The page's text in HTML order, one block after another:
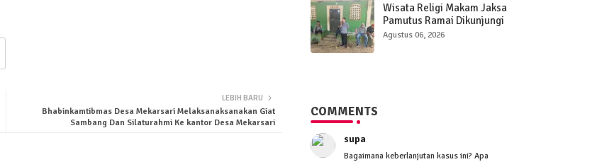
LEBIH BARU
Bhabinkamtibmas Desa Mekarsari Melaksanaksanakan Giat
Sambang Dan Silaturahmi Ke kantor Desa Mekarsari
Wisata Religi Makam Jaksa
Pamutus Ramai Dikunjungi
Warga Lokal dan Luarkota
Agustus 06, 2026
COMMENTS
supa
Bagaimana keberlanjutan kasus ini? Apa